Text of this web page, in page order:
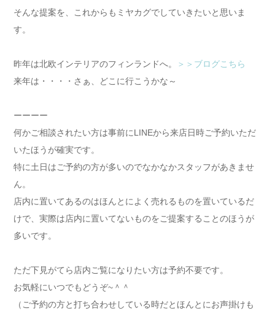
そんな提案を、これからもミヤカグでしていきたいと思いま
す。
昨年は北欧インテリアのフィンランドへ。
＞＞ブログこちら
来年は・・・・さぁ、どこに行こうかな～
ーーーー
何かご相談されたい方は事前にLINEから来店日時ご予約いただ
いたほうが確実です。
特に土日はご予約の方が多いのでなかなかスタッフがあきませ
ん。
店内に置いてあるのはほんとによく売れるものを置いているだ
けで、実際は店内に置いてないものをご提案することのほうが
多いです。
ただ下見がてら店内ご覧になりたい方は予約不要です。
お気軽にいつでもどうぞ~＾＾
（ご予約の方と打ち合わせしている時だとほんとにお声掛けも